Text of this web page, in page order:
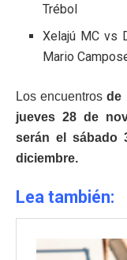
Trébol
Xelajú MC vs
Mario
Los encuentrosde
jueves 28 de
serán el sábado
diciembre.
Lea también: